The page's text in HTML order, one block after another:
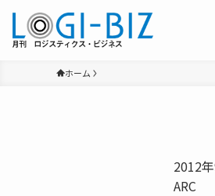
ホーム
2012
ARC